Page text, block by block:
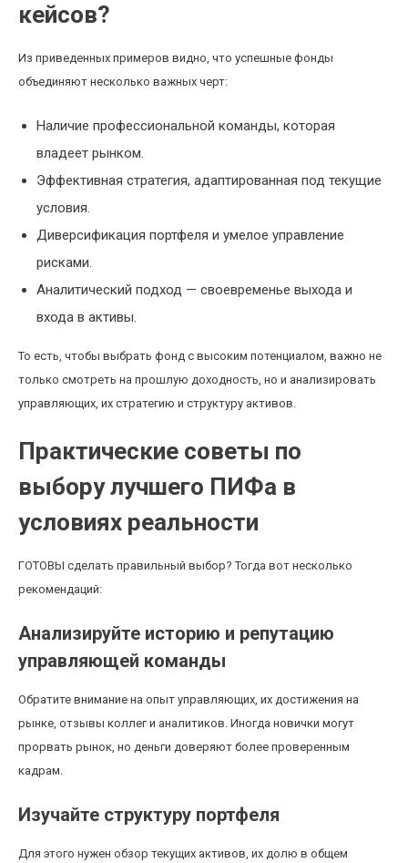
кейсов?
Из приведенных примеров видно, что успешные фонды
объединяют несколько важных черт:
Наличие профессиональной команды, которая
владеет рынком.
Эффективная стратегия, адаптированная под текущие
условия.
Диверсификация портфеля и умелое управление
рисками.
Аналитический подход — своевременье выхода и
входа в активы.
То есть, чтобы выбрать фонд с высоким потенциалом, важно не
только смотреть на прошлую доходность, но и анализировать
управляющих, их стратегию и структуру активов.
Практические советы по
выбору лучшего ПИФа в
условиях реальности
ГОТОВЫ сделать правильный выбор? Тогда вот несколько
рекомендаций:
Анализируйте историю и репутацию
управляющей команды
Обратите внимание на опыт управляющих, их достижения на
рынке, отзывы коллег и аналитиков. Иногда новички могут
прорвать рынок, но деньги доверяют более проверенным
кадрам.
Изучайте структуру портфеля
Для этого нужен обзор текущих активов, их долю в общем